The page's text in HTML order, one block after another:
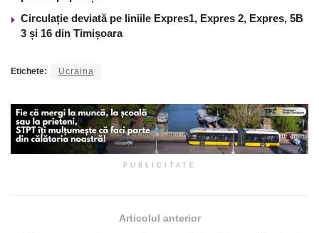
Circulație deviată pe liniile Expres1, Expres 2, Expres, 5B
3 și 16 din Timișoara
Etichete: Ucraina
PUBLICITATE
Articolul anterior